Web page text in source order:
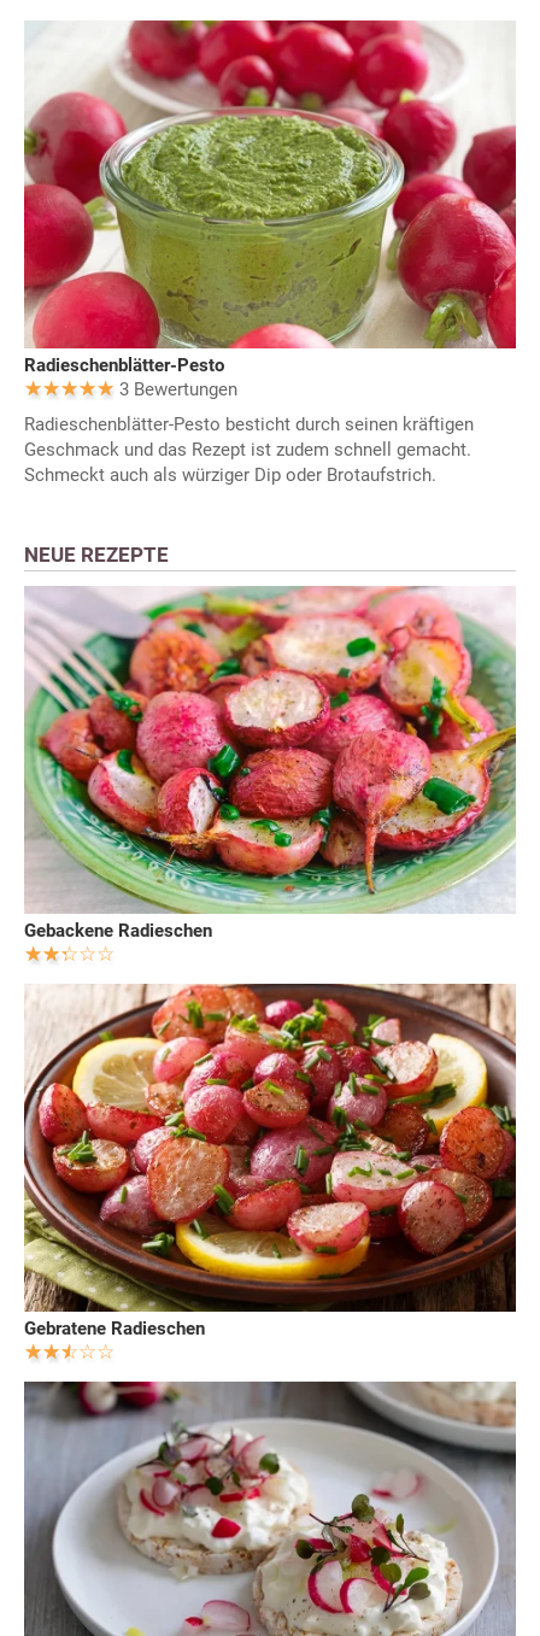
Radieschenblätter-Pesto
3 Bewertungen
Radieschenblätter-Pesto besticht durch seinen kräftigen
Geschmack und das Rezept ist zudem schnell gemacht.
Schmeckt auch als würziger Dip oder Brotaufstrich.
NEUE REZEPTE
Gebackene Radieschen
Gebratene Radieschen